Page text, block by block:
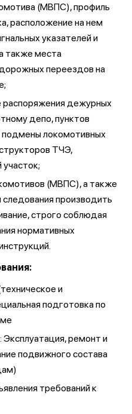
(МВПС), профиль
расположение на нем
указателей и
также места
переездов на
распоряжения дежурных
депо, пунктов
локомотивных
ТЧЭ,
(МВПС), а также
следования производить
строго соблюдая
нормативных
и
подготовка по
ремонт и
подвижного состава
требований к